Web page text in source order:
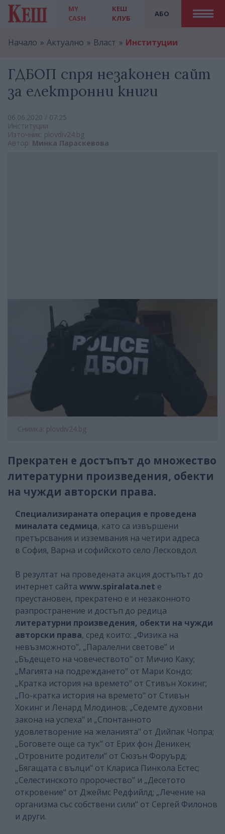
MY
CASH
АБО
КЕШ
КЛУБ
Начало Актуално Власт Институции
ГДБОП спря незаконен сайт
за електронни книги
06.06.2020 / 07:25
Институции
Източник: plovdiv24.bg
Автор: Минка Параскевова
Снимка: plovdiv24.bg
Прекратен е достъпът до множество
литературни произведения, обекти
на чужди авторски права.
Специализираната операция е проведена
миналата седмица, като са извършени
претърсвания и изземвания на четири адреса
в София, Варна и софийското село Лесковдол.
В резултат на проведената акция достъпът до
интернет сайта www.spiralata.net е
преустановен, прекратено е и незаконното
разпространение и достъп до редица
литературни произведения, обекти на чужди
авторски права, сред които: „Физика на
невъзможното", „Паралелни светове" и
„Бъдещето на човечеството" от Мичио Каку;
„Магията на подреждането" от Мари Кондо;
„Кратка история на времето" от Стивън Хокинг;
„По-кратка история на времето" от Стивън
Хокинг и Ленард Млодинов; „Седемте духовни
закона на успеха" и „Спонтанното
удовлетворение на желанията" от Дийпак Чопра;
„Боговете още са тук" от Ерих фон Деникен;
„Отровните родители" от Сюзън Форуърд;
„Бягащата с вълци" от Клариса Пинкола Естес;
„Селестинското пророчество" и „Десетото
откровение" от Джеймс Редфийлд; „Лечение на
организма със собствени сили" от Сергей Филонов
и други.